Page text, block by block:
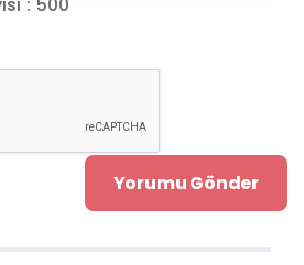
: 500